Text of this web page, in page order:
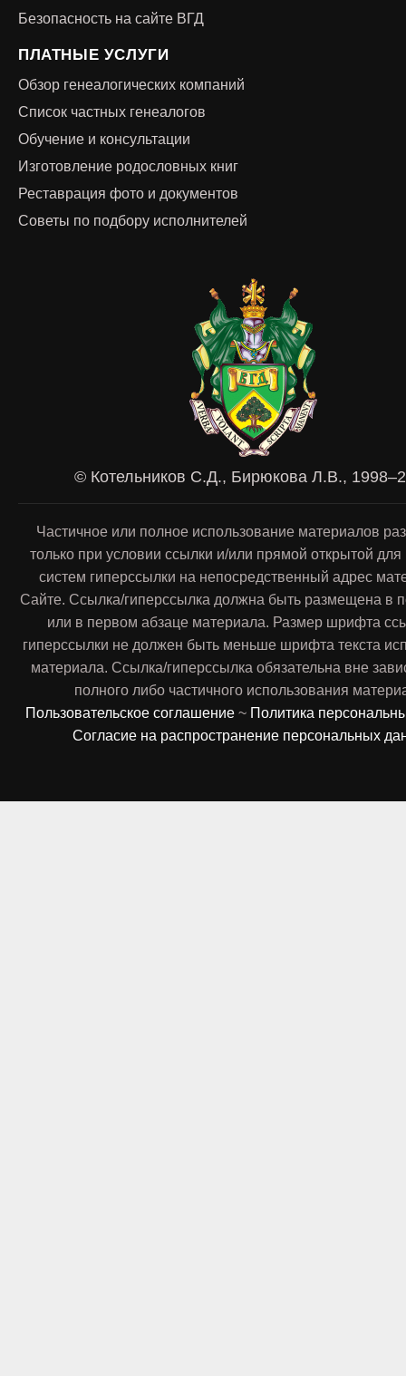
Безопасность на сайте ВГД
ПЛАТНЫЕ УСЛУГИ
Обзор генеалогических компаний
Список частных генеалогов
Обучение и консультации
Изготовление родословных книг
Реставрация фото и документов
Советы по подбору исполнителей
© Котельников С.Д., Бирюкова Л.В.,
Частичное или полное использование материалов
только при условии ссылки и/или прямой открытой
систем гиперссылки на непосредственный адрес
Сайте. Ссылка/гиперссылка должна быть размещена в
или в первом абзаце материала. Размер шрифта
гиперссылки не должен быть меньше шрифта текста
материала. Ссылка/гиперссылка обязательна вне
полного либо частичного использования
Пользовательское соглашение ~ Политика
Согласие на распространение персональных